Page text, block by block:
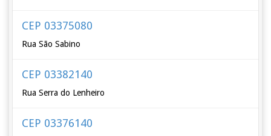
CEP 03375080
Rua São Sabino
CEP 03382140
Rua Serra do Lenheiro
CEP 03376140